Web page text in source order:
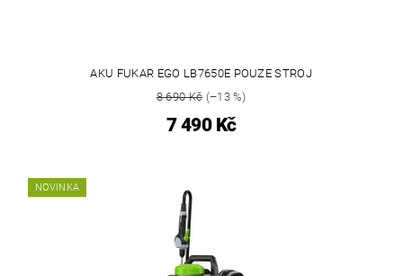
AKU FUKAR EGO LB7650E POUZE STROJ
8 690 Kč(–13 %)
7 490 Kč
NOVINKA